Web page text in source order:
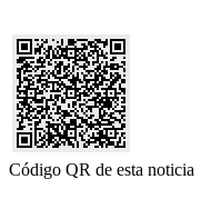
Código QR de esta noticia